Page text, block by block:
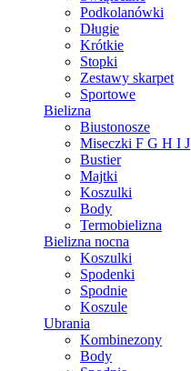
Podkolanówki
Długie
Krótkie
Stopki
Zestawy skarpet
Sportowe
Bielizna
Biustonosze
Miseczki F G H I J
Bustier
Majtki
Koszulki
Body
Termobielizna
Bielizna nocna
Koszulki
Spodenki
Spodnie
Koszule
Ubrania
Kombinezony
Body